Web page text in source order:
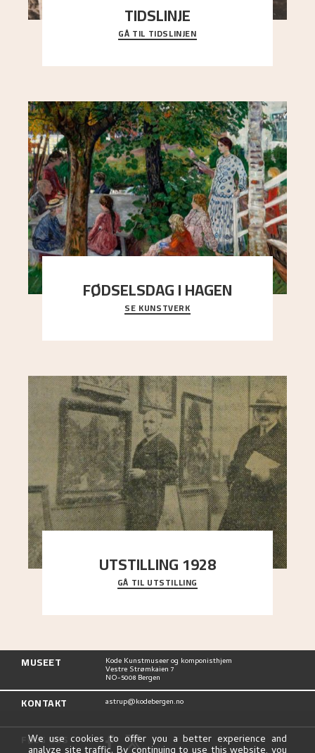
TIDSLINJE
Bli kjent med Nikolai Astrups liv, kunstnerskap og
ettermæle i en interaktiv presentasjon.
GÅ TIL TIDSLINJEN
FØDSELSDAG I HAGEN
En gruppe mennesker er samlet under de store
trekronene i prestegårdshagen...
SE KUNSTVERK
UTSTILLING 1928
Då Astrup døydde i 1928, tok vennene Moritz
Kaland og Simon Thorbjørnsen initiativ til å
GÅ TIL UTSTILLING
MUSEET Kode Kunstmuseer og komponisthjem
Vestre Strømkaien 7
NO-5008 Bergen
KONTAKT astrup@kodebergen.no
FØLG OSS
We use cookies to offer you a better experience and